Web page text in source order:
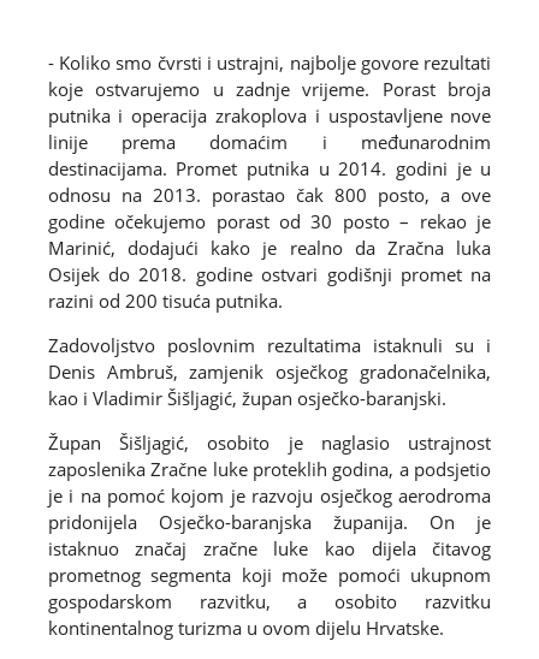
- Koliko smo čvrsti i ustrajni, najbolje govore rezultati
koje ostvarujemo u zadnje vrijeme. Porast broja
putnika i operacija zrakoplova i uspostavljene nove
linije prema domaćim i međunarodnim
destinacijama. Promet putnika u 2014. godini je u
odnosu na 2013. porastao čak 800 posto, a ove
godine očekujemo porast od 30 posto – rekao je
Marinić, dodajući kako je realno da Zračna luka
Osijek do 2018. godine ostvari godišnji promet na
razini od 200 tisuća putnika.
Zadovoljstvo poslovnim rezultatima istaknuli su i
Denis Ambruš, zamjenik osječkog gradonačelnika,
kao i Vladimir Šišljagić, župan osječko-baranjski.
Župan Šišljagić, osobito je naglasio ustrajnost
zaposlenika Zračne luke proteklih godina, a podsjetio
je i na pomoć kojom je razvoju osječkog aerodroma
pridonijela Osječko-baranjska županija. On je
istaknuo značaj zračne luke kao dijela čitavog
prometnog segmenta koji može pomoći ukupnom
gospodarskom razvitku, a osobito razvitku
kontinentalnog turizma u ovom dijelu Hrvatske.